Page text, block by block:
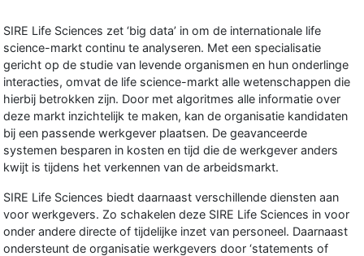
SIRE Life Sciences zet ‘big data’ in om de internationale life
science-markt continu te analyseren. Met een specialisatie
gericht op de studie van levende organismen en hun onderlinge
interacties, omvat de life science-markt alle wetenschappen die
hierbij betrokken zijn. Door met algoritmes alle informatie over
deze markt inzichtelijk te maken, kan de organisatie kandidaten
bij een passende werkgever plaatsen. De geavanceerde
systemen besparen in kosten en tijd die de werkgever anders
kwijt is tijdens het verkennen van de arbeidsmarkt.
SIRE Life Sciences biedt daarnaast verschillende diensten aan
voor werkgevers. Zo schakelen deze SIRE Life Sciences in voor
onder andere directe of tijdelijke inzet van personeel. Daarnaast
ondersteunt de organisatie werkgevers door ‘statements of